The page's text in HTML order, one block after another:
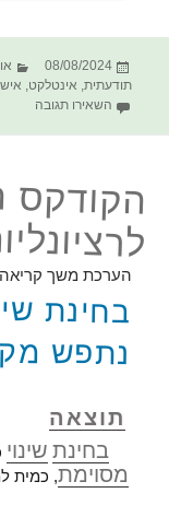
פורסם
בתאריך
08/08/2024
תודעתית, אינטלקט,
השאירו תגובה
הקודקס
הערכת משך
בחינת
נתפש
תוצאה
בחינת שינוי
מסוימת, כמית